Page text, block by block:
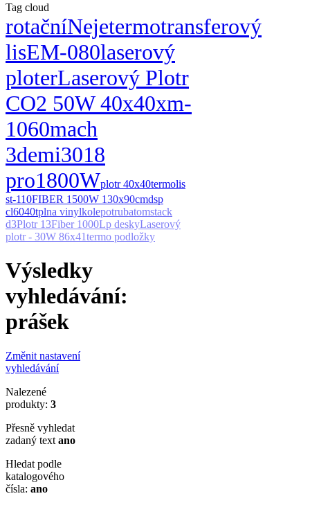
Tag cloud
rotačníNejetermotransferový
lisEM-080laserový
ploterLaserový Plotr
CO2 50W 40x40xm-
1060mach
3demi3018
pro1800Wplotr 40x40termolis
st-110FIBER 1500W 130x90cmdsp
cl6040tplna vinylkolepotrubatomstack
d3Plotr 13Fiber 1000Lp deskyLaserový
plotr - 30W 86x41termo podložky
Výsledky
vyhledávání:
prášek
Změnit nastavení
vyhledávání
Nalezené
produkty: 3
Přesně vyhledat
zadaný text ano
Hledat podle
katalogového
čísla: ano